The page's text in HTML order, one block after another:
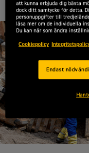
att kunna erbjuda dig bästa
dock ditt samtycke för detta.
personuppgifter till
läsa mer om de individuella
Du kan när som ändra
Cookiepolicy
Endast